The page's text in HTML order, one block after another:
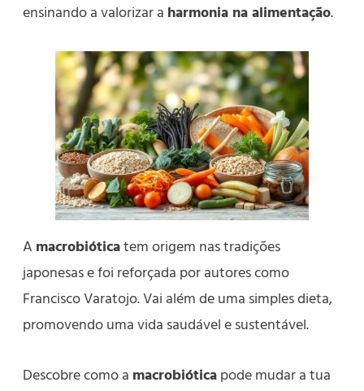
ensinando a valorizar a harmonia na alimentação.
A macrobióticatem origem nas tradições
japonesas e foi reforçada por autores como
Francisco Varatojo. Vai além de uma simples dieta,
promovendo uma vida saudável e sustentável.
Descobre como a macrobióticapode mudar a tua